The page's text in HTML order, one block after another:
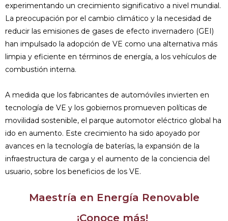
experimentando un crecimiento significativo a nivel mundial.
La preocupación por el cambio climático y la necesidad de
reducir las emisiones de gases de efecto invernadero (GEI)
han impulsado la adopción de VE como una alternativa más
limpia y eficiente en términos de energía, a los vehículos de
combustión interna.
A medida que los fabricantes de automóviles invierten en
tecnología de VE y los gobiernos promueven políticas de
movilidad sostenible, el parque automotor eléctrico global ha
ido en aumento. Este crecimiento ha sido apoyado por
avances en la tecnología de baterías, la expansión de la
infraestructura de carga y el aumento de la conciencia del
usuario, sobre los beneficios de los VE.
Maestría en Energía Renovable
¡Conoce más!